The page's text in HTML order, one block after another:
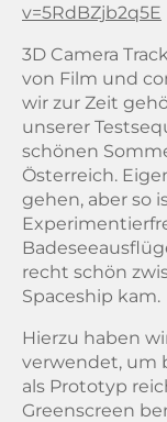
v=5RdBZjb2q5E
3D Camera
von Film und
wir zur Zeit
unserer
schönen
Österreich.
gehen, aber so
recht schön
Spaceship kam.
Hierzu haben
verwendet, um
als Prototyp
Greenscreen